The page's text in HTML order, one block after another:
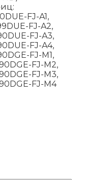
FJ-A1,
FJ-A2,
FJ-A3,
FJ-A4,
FJ-M1,
FJ-M2,
FJ-M3,
FJ-M4